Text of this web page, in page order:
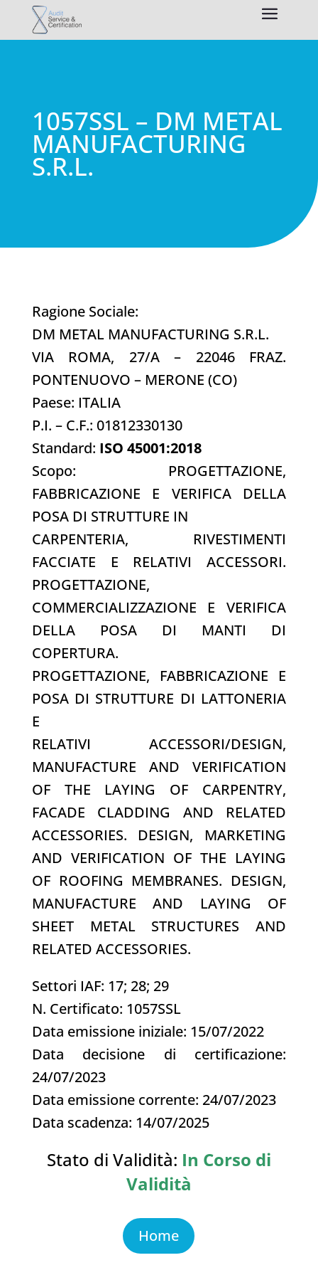
1057SSL – DM METAL
MANUFACTURING
S.R.L.
Ragione Sociale:
DM METAL MANUFACTURING S.R.L.
VIA ROMA, 27/A – 22046 FRAZ.
PONTENUOVO – MERONE (CO)
Paese: ITALIA
P.I. – C.F.: 01812330130
Standard: ISO 45001:2018
Scopo: PROGETTAZIONE,
FABBRICAZIONE E VERIFICA DELLA
POSA DI STRUTTURE IN
CARPENTERIA, RIVESTIMENTI
FACCIATE E RELATIVI ACCESSORI.
PROGETTAZIONE,
COMMERCIALIZZAZIONE E VERIFICA
DELLA POSA DI MANTI DI
COPERTURA.
PROGETTAZIONE, FABBRICAZIONE E
POSA DI STRUTTURE DI LATTONERIA
E
RELATIVI ACCESSORI/DESIGN,
MANUFACTURE AND VERIFICATION
OF THE LAYING OF CARPENTRY,
FACADE CLADDING AND RELATED
ACCESSORIES. DESIGN, MARKETING
AND VERIFICATION OF THE LAYING
OF ROOFING MEMBRANES. DESIGN,
MANUFACTURE AND LAYING OF
SHEET METAL STRUCTURES AND
RELATED ACCESSORIES.
Settori IAF: 17; 28; 29
N. Certificato: 1057SSL
Data emissione iniziale: 15/07/2022
Data decisione di certificazione:
24/07/2023
Data emissione corrente: 24/07/2023
Data scadenza: 14/07/2025
Stato di Validità: In Corso di
Validità
Home